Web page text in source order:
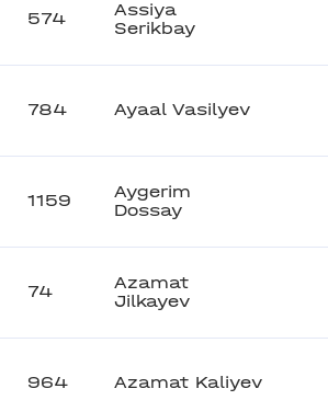
574
Assiya
Serikbay
784 Ayaal Vasilyev
1159
Aygerim
Dossay
74
Azamat
Jilkayev
964 Azamat Kaliyev